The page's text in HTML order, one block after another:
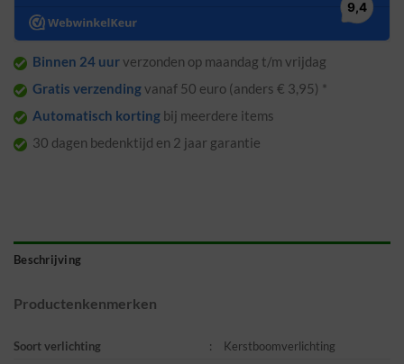
Binnen 24 uurverzonden op maandag t/m vrijdag
Gratis verzendingvanaf 50 euro (anders € 3,95) *
Automatisch korting bij meerdere items
30 dagen bedenktijd en 2 jaar garantie
Beschrijving
Productenkenmerken
Soort verlichting :
Kerstboomverlichting